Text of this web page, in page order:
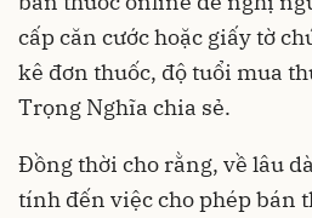
cấp căn cước hoặc giấy tờ
kê đơn thuốc, độ tuổi mua
Trọng Nghĩa chia sẻ.
Đồng thời cho rằng, về lâu
tính đến việc cho phép bán